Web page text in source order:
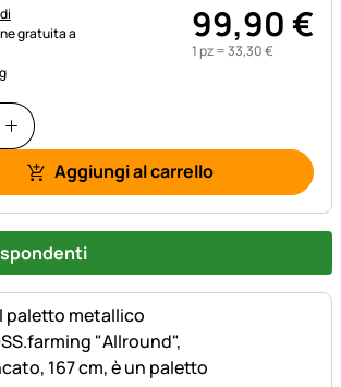
gratuita a
99,90€
1 pz =33,30€
Aggiungi al carrello